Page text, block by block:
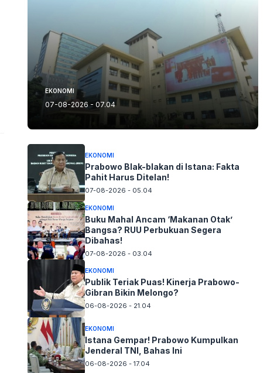
EKONOMI
07-08-2026 - 07.04
EKONOMI
Prabowo Blak-blakan di Istana: Fakta
Pahit Harus Ditelan!
07-08-2026 - 05.04
EKONOMI
Buku Mahal Ancam ‘Makanan Otak’
Bangsa? RUU Perbukuan Segera
Dibahas!
07-08-2026 - 03.04
EKONOMI
Publik Teriak Puas! Kinerja Prabowo-
Gibran Bikin Melongo?
06-08-2026 - 21.04
EKONOMI
Istana Gempar! Prabowo Kumpulkan
Jenderal TNI, Bahas Ini
06-08-2026 - 17.04